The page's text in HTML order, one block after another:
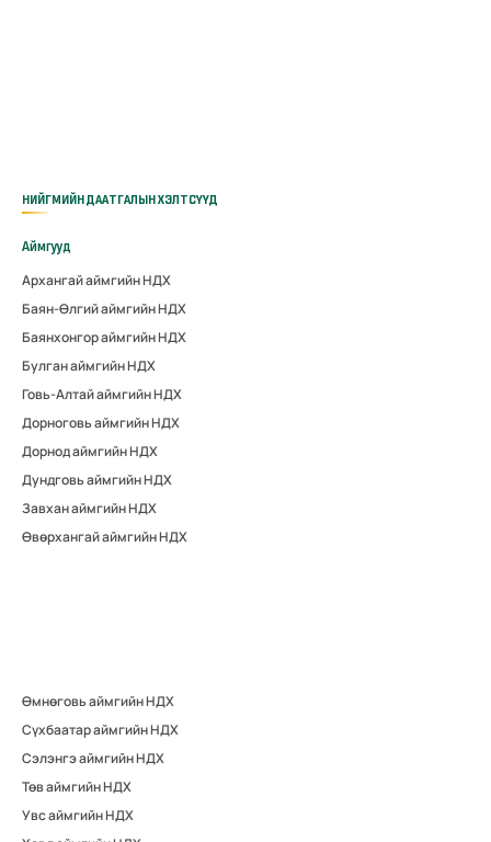
НИЙГМИЙН ДААТГАЛЫН ХЭЛТСҮҮД
Аймгууд
Архангай аймгийн НДХ
Баян-Өлгий аймгийн НДХ
Баянхонгор аймгийн НДХ
Булган аймгийн НДХ
Говь-Алтай аймгийн НДХ
Дорноговь аймгийн НДХ
Дорнод аймгийн НДХ
Дундговь аймгийн НДХ
Завхан аймгийн НДХ
Өвөрхангай аймгийн НДХ
Өмнөговь аймгийн НДХ
Сүхбаатар аймгийн НДХ
Сэлэнгэ аймгийн НДХ
Төв аймгийн НДХ
Увс аймгийн НДХ